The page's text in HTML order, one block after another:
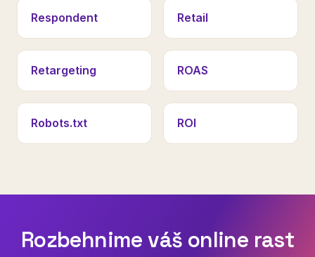
Respondent Retail
Retargeting ROAS
Robots.txt ROI
Rozbehnime váš online rast